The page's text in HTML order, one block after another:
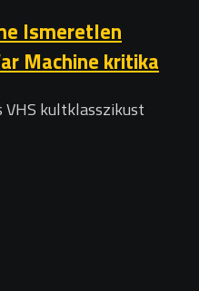
Ismeretlen
Machine kritika
VHS kultklasszikust